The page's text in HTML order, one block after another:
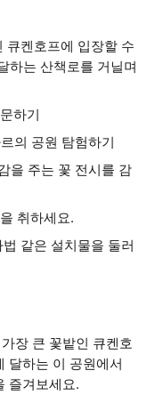
큐켄호프에 입장할 수
하는 산책로를 거닐며
하기
의 공원 탐험하기
을 주는 꽃 전시를 감
취하세요.
같은 설치물을 둘러
장 큰 꽃밭인 큐켄호
달하는 이 공원에서
즐겨보세요.